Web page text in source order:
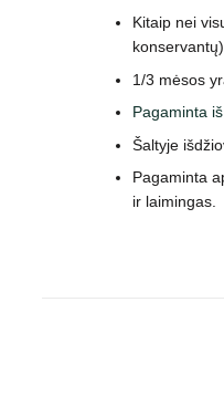
Kitaip nei
1/3 mėsos
Pagaminta
Šaltyje
Pagaminta
ir laimingas.